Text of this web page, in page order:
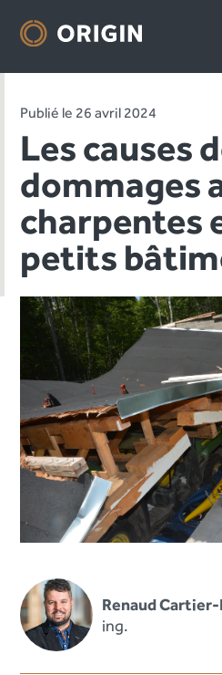
Publié le 26 avril 2024
Les causes
dommages
charpentes
petits
Renaud
ing.